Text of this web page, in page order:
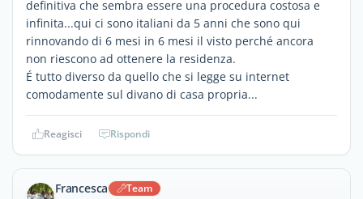
definitiva che sembra essere una procedura costosa e
infinita...qui ci sono italiani da 5 anni che sono qui
rinnovando di 6 mesi in 6 mesi il visto perché ancora
non riescono ad ottenere la residenza.
É tutto diverso da quello che si legge su internet
comodamente sul divano di casa propria...
Reagisci Rispondi
Francesca Team